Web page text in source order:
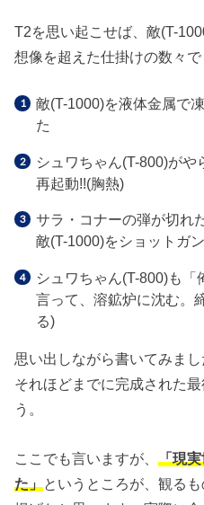
T2を思い起こせば、敵(T-
想像を超えた仕掛けの数々で
敵(T-1000)を液体金属で
た
シュワちゃん(T-800)が
再起動!!(胸熱)
サラ・コナーの弾が切れ
敵(T-1000)をショットガ
シュワちゃん(T-800)も「
言って、溶鉱炉に沈む。
る)
思い出しながら書いてみま
それほどまでに完成された
う。
ここでも言いますが、
「現
た」
というところが、観る